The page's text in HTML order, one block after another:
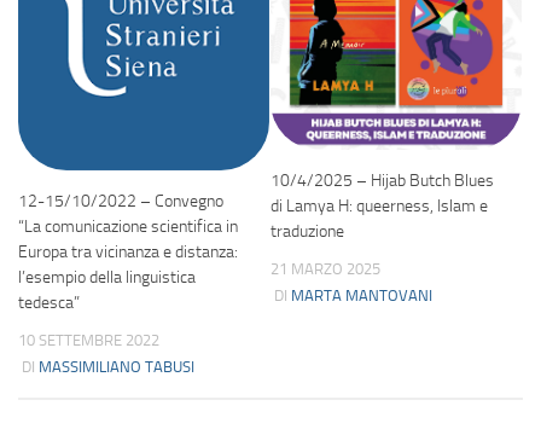
12-15/10/2022 – Convegno
“La comunicazione scientifica in
Europa tra vicinanza e distanza:
l’esempio della linguistica
tedesca”
10 SETTEMBRE 2022
DI MASSIMILIANO TABUSI
10/4/2025 – Hijab Butch Blues
di Lamya H: queerness, Islam e
traduzione
21 MARZO 2025
DI MARTA MANTOVANI